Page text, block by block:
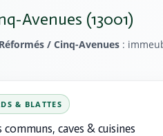
Avenues (13001)
Réformés / Cinq-Avenues :
& BLATTES
communs, caves & cuisines